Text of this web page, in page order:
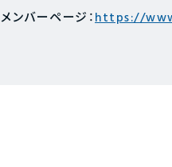
メンバーページ：https://